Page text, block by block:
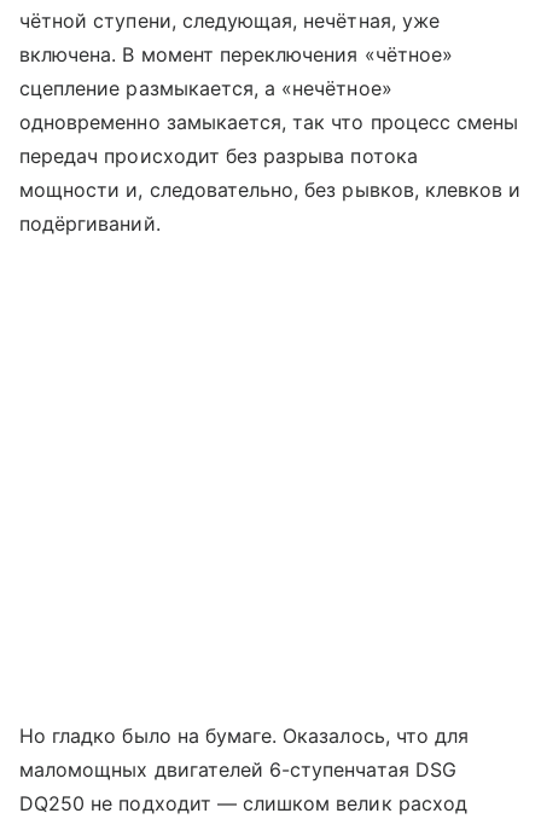
чётной ступени, следующая, нечётная, уже
включена. В момент переключения «чётное»
сцепление размыкается, а «нечётное»
одновременно замыкается, так что процесс смены
передач происходит без разрыва потока
мощности и, следовательно, без рывков, клевков и
подёргиваний.
Но гладко было на бумаге. Оказалось, что для
маломощных двигателей 6-ступенчатая DSG
DQ250 не подходит — слишком велик расход